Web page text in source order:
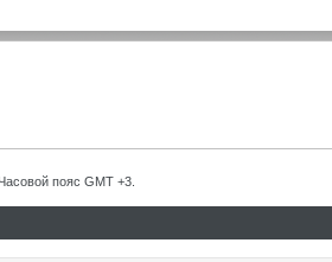
Часовой пояс GMT +3.